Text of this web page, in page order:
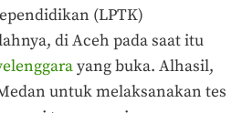
(LPTK)
di Aceh pada saat itu
yang buka. Alhasil,
untuk melaksanakan tes